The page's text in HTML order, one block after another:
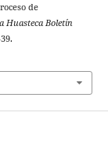
de
Huasteca Boletín